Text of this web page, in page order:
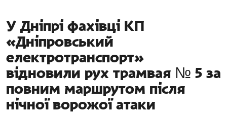
У Дніпрі фахівці КП
«Дніпровський
електротранспорт»
відновили рух трамвая № 5 за
повним маршрутом після
нічної ворожої атаки